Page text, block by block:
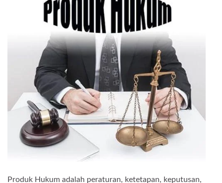
Produk Hukum adalah peraturan, ketetapan, keputusan,